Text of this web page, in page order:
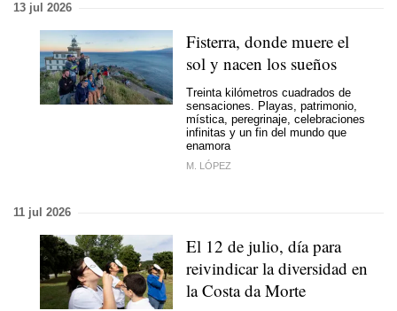
13 jul 2026
Fisterra, donde muere el
sol y nacen los sueños
Treinta kilómetros cuadrados de
sensaciones. Playas, patrimonio,
mística, peregrinaje, celebraciones
infinitas y un fin del mundo que
enamora
M. LÓPEZ
11 jul 2026
El 12 de julio, día para
reivindicar la diversidad en
la Costa da Morte